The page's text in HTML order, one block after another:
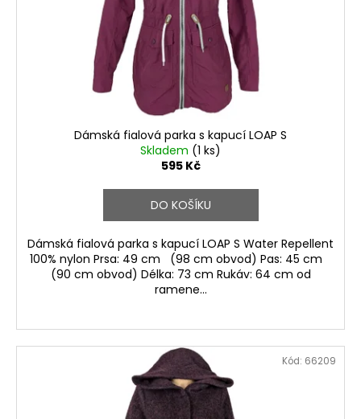
Dámská fialová parka s kapucí LOAP S
Skladem (1 ks)
595 Kč
DO KOŠÍKU
Dámská fialová parka s kapucí LOAP S Water Repellent
100% nylon Prsa: 49 cm (98 cm obvod) Pas: 45 cm
(90 cm obvod) Délka: 73 cm Rukáv: 64 cm od
ramene...
Kód: 66209